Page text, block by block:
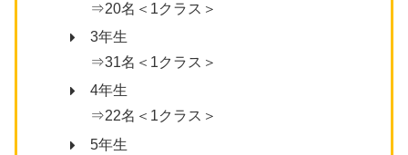
⇒20名＜1クラス＞
3年生
⇒31名＜1クラス＞
4年生
⇒22名＜1クラス＞
5年生